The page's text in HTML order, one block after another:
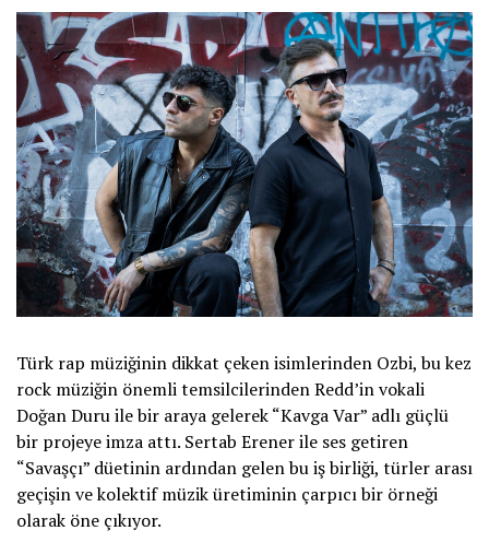
Türk rap müziğinin dikkat çeken isimlerinden Ozbi, bu kez
rock müziğin önemli temsilcilerinden Redd’in vokali
Doğan Duru ile bir araya gelerek “Kavga Var” adlı güçlü
bir projeye imza attı. Sertab Erener ile ses getiren
“Savaşçı” düetinin ardından gelen bu iş birliği, türler arası
geçişin ve kolektif müzik üretiminin çarpıcı bir örneği
olarak öne çıkıyor.